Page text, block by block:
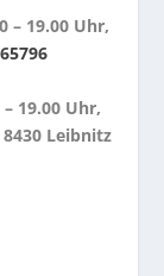
– 19.00 Uhr,
19.00 Uhr,
Leibnitz